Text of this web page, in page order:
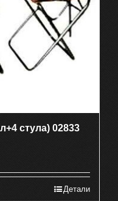
стула) 02833
Детали